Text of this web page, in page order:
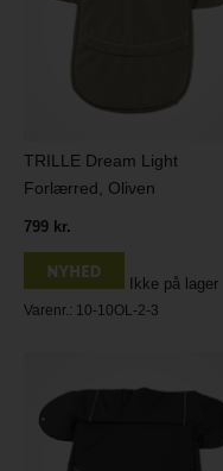
TRILLE Dream Light
Forlærred, Oliven
799 kr.
Ikke på lager
Varenr.: 10-10OL-2-3